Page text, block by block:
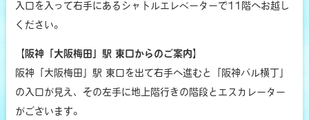
入口を入って右手にあるシャトルエレベーターで11階へお越し
ください。
【阪神「大阪梅田」駅 東口からのご案内】
阪神「大阪梅田」駅 東口を出て右手へ進むと「阪神バル横丁」
の入口が見え、その左手に地上階行きの階段とエスカレーター
がございます。